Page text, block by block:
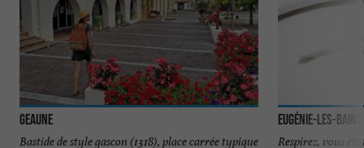
Geaune
Bastide de style gascon (1318), place carrée typique
Eugénie-les-Bains
Respirez, vous